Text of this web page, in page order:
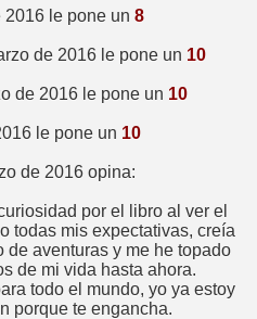
le pone un 8
de 2016 le pone un 10
de 2016 le pone un 10
le pone un 10
de 2016 opina:
por el libro al ver el
todas mis expectativas, creía
aventuras y me he topado
de mi vida hasta ahora.
todo el mundo, yo ya estoy
porque te engancha.